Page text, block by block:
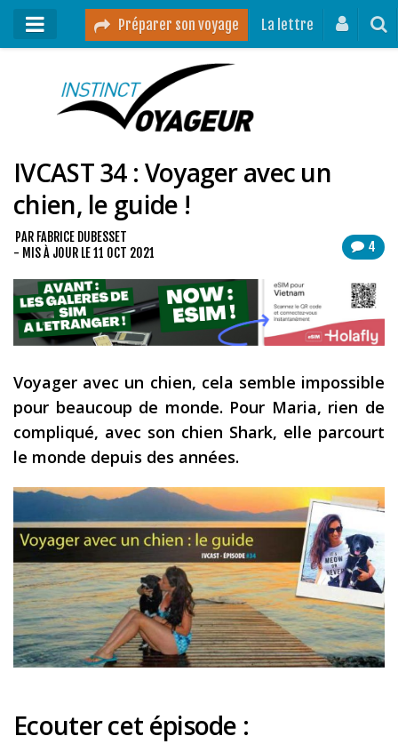
Préparer son voyage La lettre
Mon podcast
Destinations
Mes ressources pour voyager
Guides voyages
Contact
Mon journal de bord sur Instagram
Blog voyage
Podcast
Préparer son voyage
Destinations
LA LETTRE
Outils pour voyageur
Sites utiles
Réserver un vol !
Assurance voyage !
IVCAST 34 : Voyager avec un
chien, le guide !
4
PAR FABRICE DUBESSET
- MIS À JOUR LE11 OCT 2021
Voyager avec un chien, cela semble impossible
pour beaucoup de monde. Pour Maria, rien de
compliqué, avec son chien Shark, elle parcourt
le monde depuis des années.
Ecouter cet épisode :